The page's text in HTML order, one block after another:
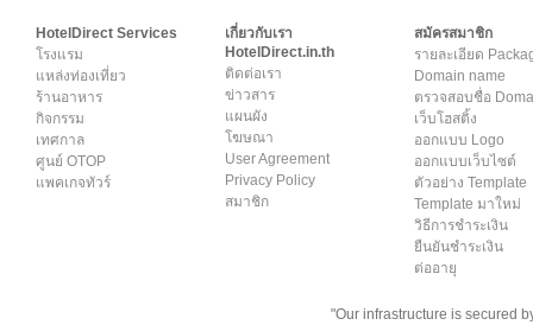
HotelDirect Services
โรงแรม
แหล่งท่องเที่ยว
ร้านอาหาร
กิจกรรม
เทศกาล
ศูนย์ OTOP
แพคเกจทัวร์
เกี่ยวกับเรา
HotelDirect.in.th
ติดต่อเรา
ข่าวสาร
แผนผัง
โฆษณา
User Agreement
Privacy Policy
สมาชิก
สมัครสมาชิก
รายละเอียด
Domain name
ตรวจสอบชื่อ
เว็บโฮสติ้ง
ออกแบบ Logo
ออกแบบเว็บไซต์
ตัวอย่าง Template
Template มาใหม่
วิธีการชำระเงิน
ยืนยันชำระเงิน
ต่ออายุ
"Our infrastructure is secured